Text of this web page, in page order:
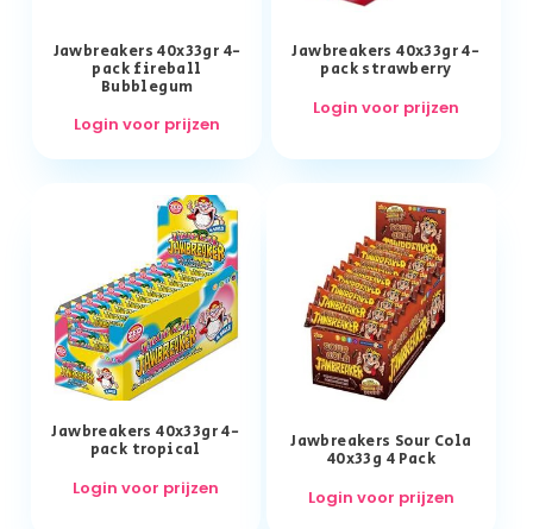
Jawbreakers 40x33gr 4-
pack fireball
Bubblegum
Login voor prijzen
Jawbreakers 40x33gr 4-
pack strawberry
Login voor prijzen
Jawbreakers 40x33gr 4-
pack tropical
Login voor prijzen
Jawbreakers Sour Cola
40x33g 4 Pack
Login voor prijzen